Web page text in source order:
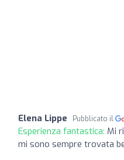
Elena Lippe Pubblicato il
Esperienza fantastica: Mi
mi sono sempre trovata